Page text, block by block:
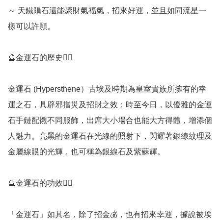
～ 天鐵隕石還能聚財氣福氣，招來好運，並且如同流星一
樣可以許願。
🔮金運石的歷史💁‍♀️
金運石 (Hypersthene）古埃及時期為皇室貴族所擁有的幸
運之石，具辟邪擋災及招財之效；時至今日，以優雅的金運
石手鏈配襯不同服飾，出席大小場合也能大方得體，增添個
人魅力。亮黑的金運石在光線的照射下，閃耀著銀線紋理及
金屬線眼的光輝，也可稱為銀線石及紫蘇輝。
🔮金運石的功效💁‍♀️
「金運石」如其名，除了招金💰，也有招來幸運，據說被埃